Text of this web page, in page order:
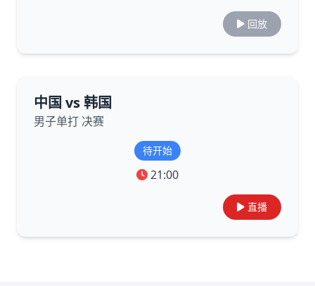
回放
中国 vs 韩国
男子单打 决赛
待开始
21:00
直播